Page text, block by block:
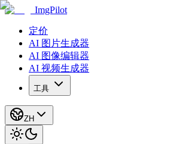
ImgPilot
定价
AI 图片生成器
AI 图像编辑器
AI 视频生成器
工具
ZH